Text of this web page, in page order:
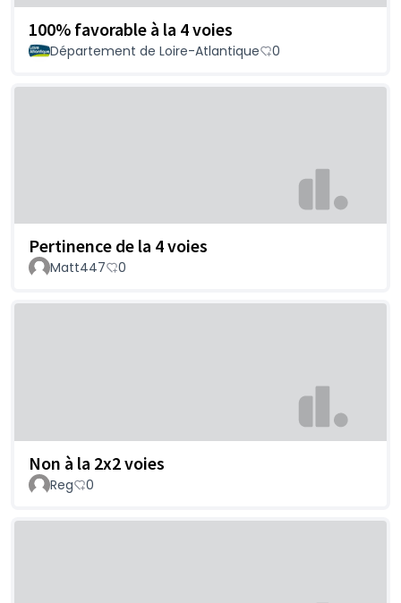
100% favorable à la 4 voies
Département de Loire-Atlantique 0
Pertinence de la 4 voies
Matt447 0
Non à la 2x2 voies
Reg 0